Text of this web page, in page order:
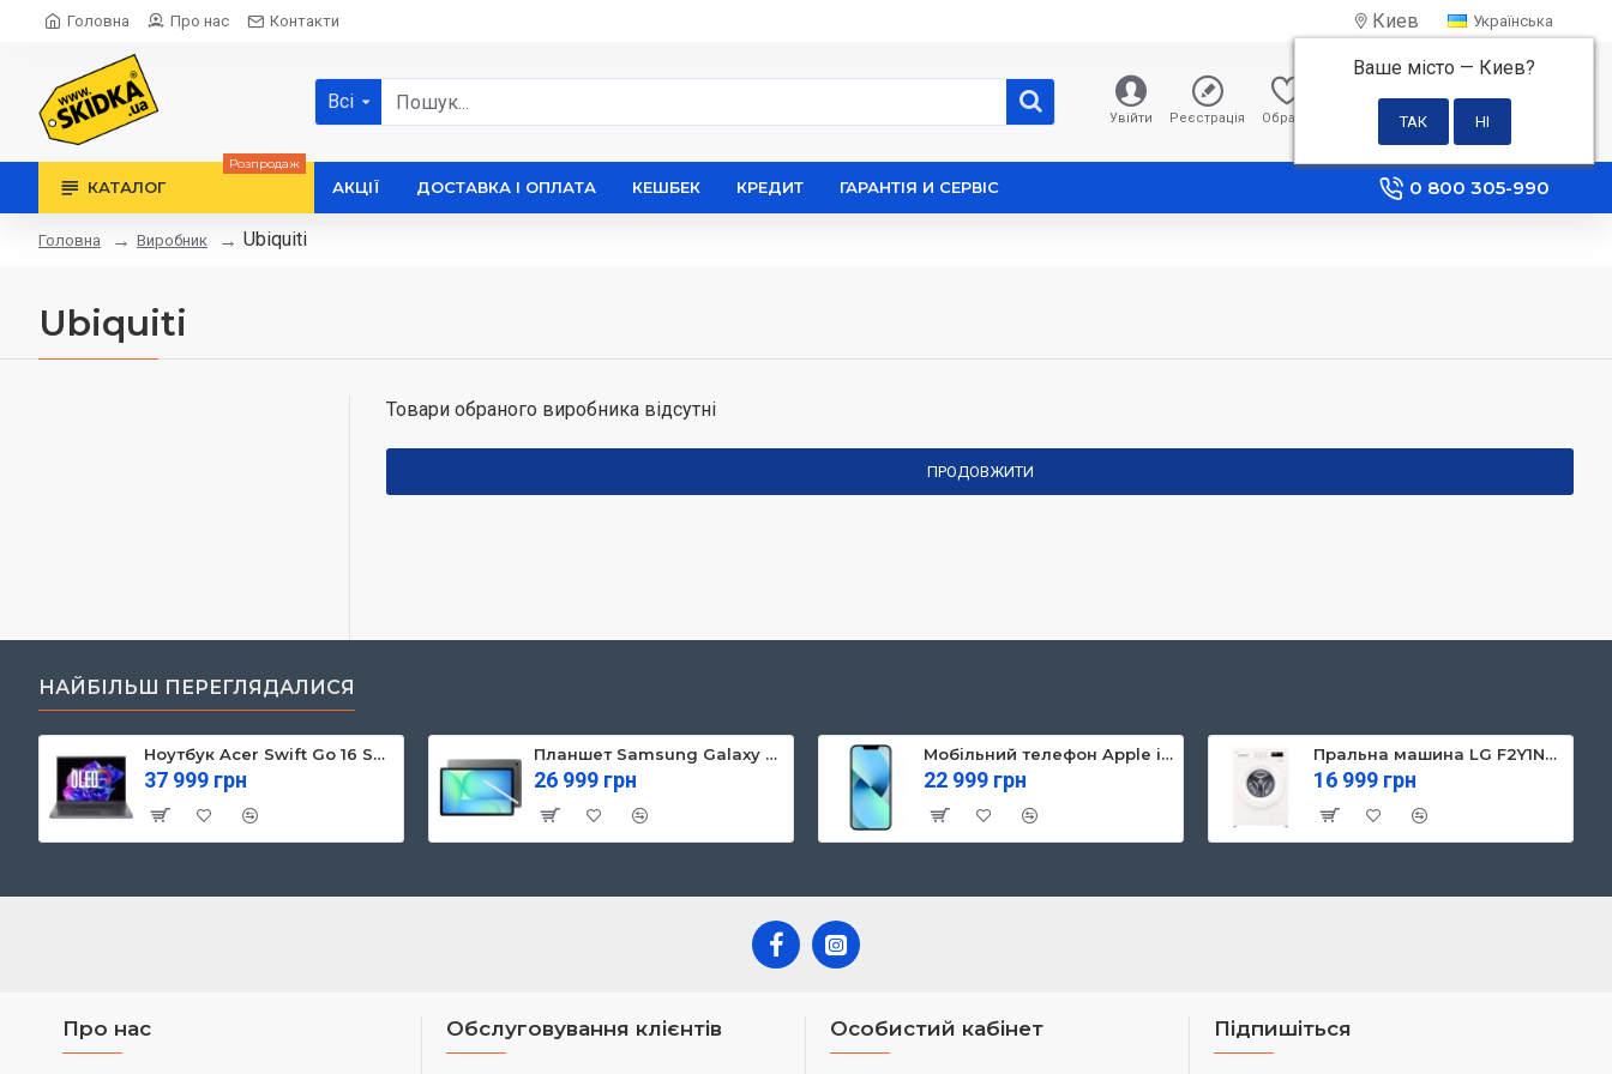
Головна Про нас Контакти Киев
Ваше місто — Киев?
Українська
Всі
Увійти Реєстрація Обране Порівняння
0 грн
КАТАЛОГ
Розпродаж
АКЦІЇ ДОСТАВКА І ОПЛАТА КЕШБЕК КРЕДИТ ГАРАНТІЯ И СЕРВІС 0 800 305-990
Головна Виробник Ubiquiti
Ubiquiti
Товари обраного виробника відсутні
ПРОДОВЖИТИ
НАЙБІЛЬШ ПЕРЕГЛЯДАЛИСЯ
Ноутбук Acer Swift Go 16 SFG16-71 (NX.KVZEU.003)
37 999 грн
Планшет Samsung Galaxy Tab S10 FE 5G 8/128GB Gray (SM-X526BZAREUC)
26 999 грн
Мобільний телефон Apple iPhone 13 128GB Starlight (MLPG3)
22 999 грн
Пральна машина LG F2Y1NS3W
16 999 грн
Про нас Обслуговування клієнтів Особистий кабінет Підпишіться